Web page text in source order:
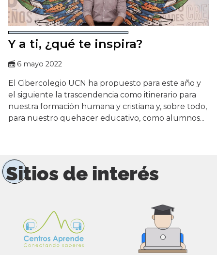
Y a ti, ¿qué te inspira?
6 mayo 2022
El Cibercolegio UCN ha propuesto para este año y
el siguiente la trascendencia como itinerario para
nuestra formación humana y cristiana y, sobre todo,
para nuestro quehacer educativo, como alumnos...
Sitios de interés